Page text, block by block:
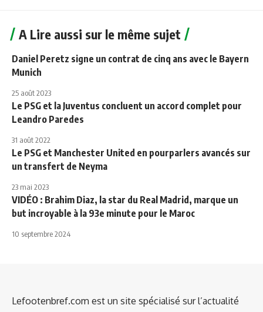
A Lire aussi sur le même sujet
Daniel Peretz signe un contrat de cinq ans avec le Bayern
Munich
25 août 2023
Le PSG et la Juventus concluent un accord complet pour
Leandro Paredes
31 août 2022
Le PSG et Manchester United en pourparlers avancés sur
un transfert de Neyma
23 mai 2023
VIDÉO : Brahim Diaz, la star du Real Madrid, marque un
but incroyable à la 93e minute pour le Maroc
10 septembre 2024
Lefootenbref.com est un site spécialisé sur l’actualité